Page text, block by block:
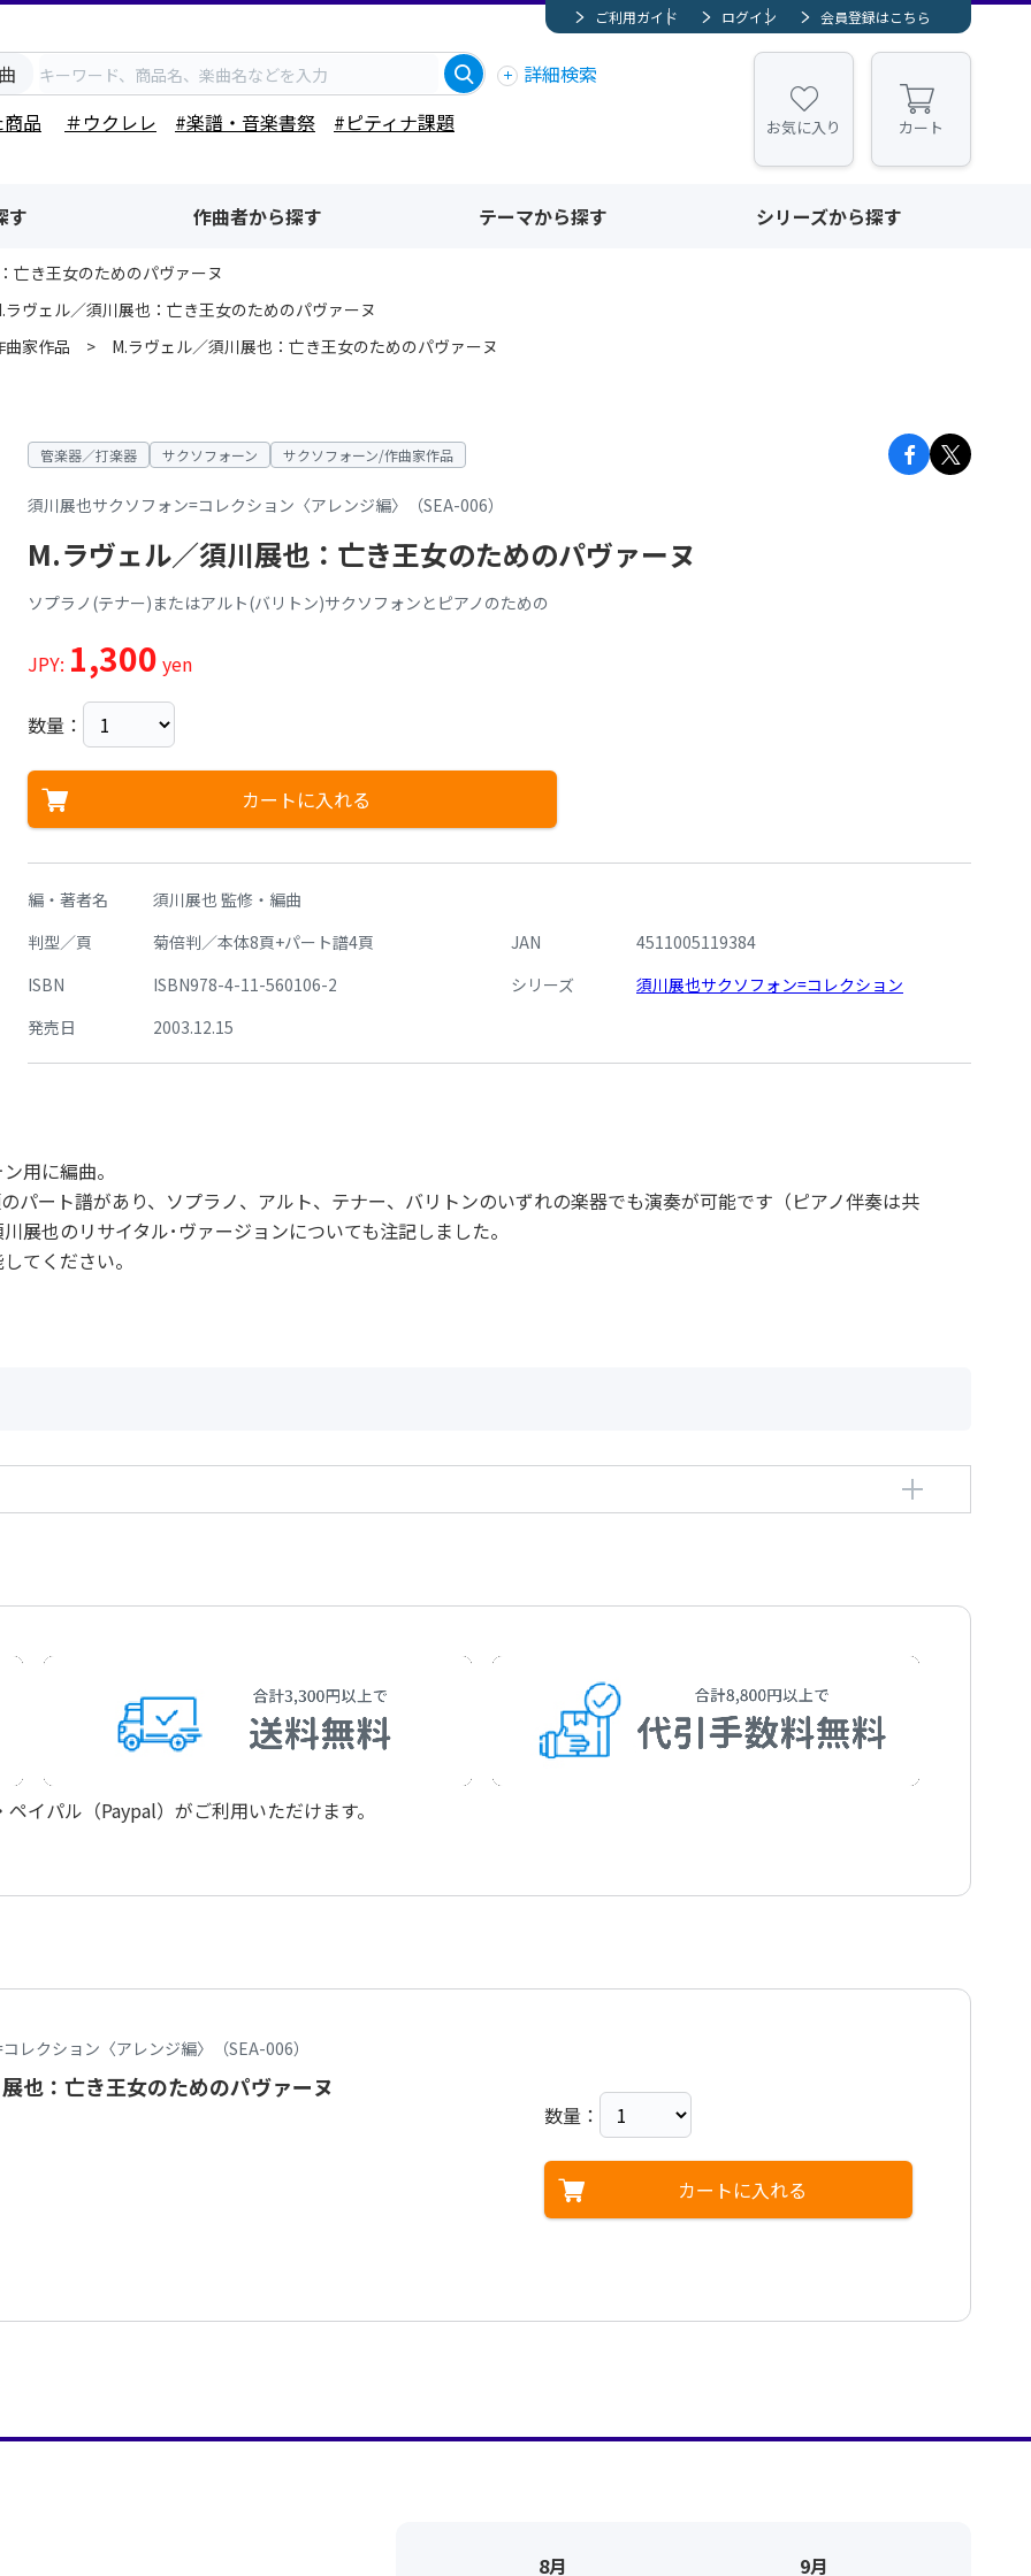
ご利用ガイド ログイン 会員登録はこちら
詳細検索
品
＃ウクレレ #楽譜・音楽書祭 #ピティナ課題 お気に入り カート
す 作曲者から探す テーマから探す シリーズから探す
亡き王女のためのパヴァーヌ
ラヴェル／須川展也：亡き王女のためのパヴァーヌ
曲家作品
M.ラヴェル／須川展也：亡き王女のためのパヴァーヌ
管楽器／打楽器 サクソフォーン サクソフォーン/作曲家作品
須川展也サクソフォン=コレクション〈アレンジ編〉（SEA-006）
M.ラヴェル／須川展也：亡き王女のためのパヴァーヌ
ソプラノ(テナー)またはアルト(バリトン)サクソフォンとピアノのための
JPY: 1,300 yen
数量：
カートに入れる
編・著者名
須川展也 監修・編曲
判型／頁
菊倍判／本体8頁+パート譜4頁 JAN
4511005119384
ISBN
ISBN978-4-11-560106-2 シリーズ
須川展也サクソフォン=コレクション
発売日
2003.12.15
用に編曲。
パート譜があり、ソプラノ、アルト、テナー、バリトンのいずれの楽器でも演奏が可能です（ピアノ伴奏は共
也のリサイタル･ヴァージョンについても注記しました。
てください。
イパル（Paypal）がご利用いただけます。
レクション〈アレンジ編〉（SEA-006）
也：亡き王女のためのパヴァーヌ
数量：
カートに入れる
8月 9月